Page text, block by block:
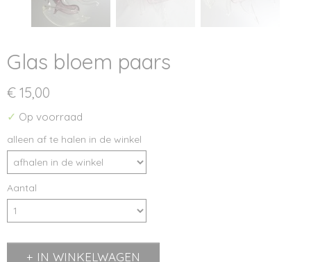
Glas bloem paars
€ 15,00
✓ Op voorraad
alleen af te halen in de winkel
Aantal
IN WINKELWAGEN